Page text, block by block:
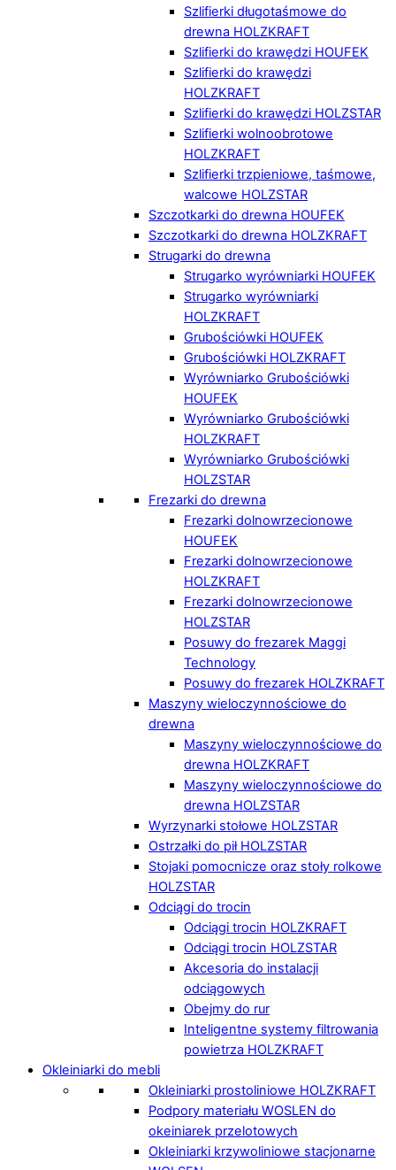
Szlifierki długotaśmowe do
drewna HOLZKRAFT
Szlifierki do krawędzi HOUFEK
Szlifierki do krawędzi
HOLZKRAFT
Szlifierki do krawędzi HOLZSTAR
Szlifierki wolnoobrotowe
HOLZKRAFT
Szlifierki trzpieniowe, taśmowe,
walcowe HOLZSTAR
Szczotkarki do drewna HOUFEK
Szczotkarki do drewna HOLZKRAFT
Strugarki do drewna
Strugarko wyrówniarki HOUFEK
Strugarko wyrówniarki
HOLZKRAFT
Grubościówki HOUFEK
Grubościówki HOLZKRAFT
Wyrówniarko Grubościówki
HOUFEK
Wyrówniarko Grubościówki
HOLZKRAFT
Wyrówniarko Grubościówki
HOLZSTAR
Frezarki do drewna
Frezarki dolnowrzecionowe
HOUFEK
Frezarki dolnowrzecionowe
HOLZKRAFT
Frezarki dolnowrzecionowe
HOLZSTAR
Posuwy do frezarek Maggi
Technology
Posuwy do frezarek HOLZKRAFT
Maszyny wieloczynnościowe do
drewna
Maszyny wieloczynnościowe do
drewna HOLZKRAFT
Maszyny wieloczynnościowe do
drewna HOLZSTAR
Wyrzynarki stołowe HOLZSTAR
Ostrzałki do pił HOLZSTAR
Stojaki pomocnicze oraz stoły rolkowe
HOLZSTAR
Odciągi do trocin
Odciągi trocin HOLZKRAFT
Odciągi trocin HOLZSTAR
Akcesoria do instalacji
odciągowych
Obejmy do rur
Inteligentne systemy filtrowania
powietrza HOLZKRAFT
Okleiniarki do mebli
Okleiniarki prostoliniowe HOLZKRAFT
Podpory materiału WOSLEN do
okeiniarek przelotowych
Okleiniarki krzywoliniowe stacjonarne